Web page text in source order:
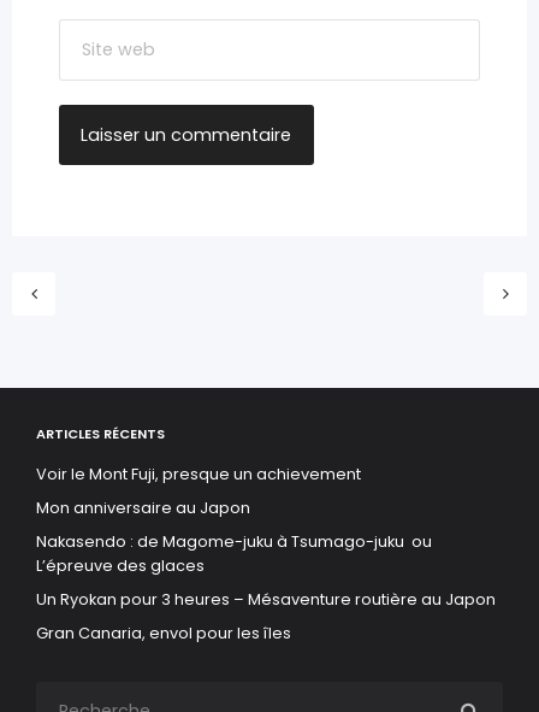
ARTICLES RÉCENTS
Voir le Mont Fuji, presque un achievement
Mon anniversaire au Japon
Nakasendo : de Magome-juku à Tsumago-juku ou
L’épreuve des glaces
Un Ryokan pour 3 heures – Mésaventure routière au Japon
Gran Canaria, envol pour les îles